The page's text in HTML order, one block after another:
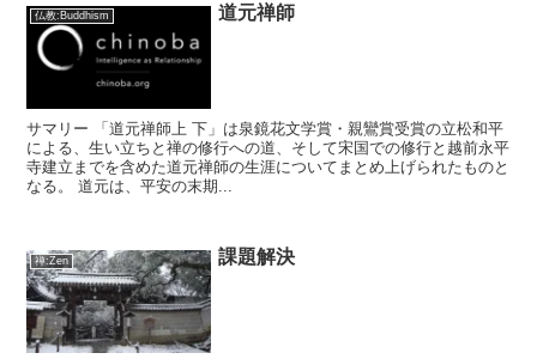
仏教:Buddhism 道元禅師
サマリー 「道元禅師上 下」は泉鏡花文学賞・親鸞賞受賞の立松和平
による、生い立ちと禅の修行への道、そして宋国での修行と越前永平
寺建立までを含めた道元禅師の生涯についてまとめ上げられたものと
なる。 道元は、平安の末期...
禅:Zen 課題解決